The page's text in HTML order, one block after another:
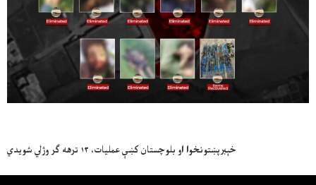
خېبرپښتونخوا او بلوچستان کښې عمليات، ۱۳ ترهه ګر وژلي شويدي